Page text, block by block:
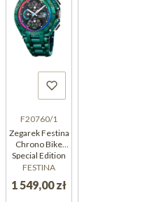
F20760/1
Zegarek Festina
Chrono Bike
Special Edition
F20760/1
FESTINA
1 549,00 zł